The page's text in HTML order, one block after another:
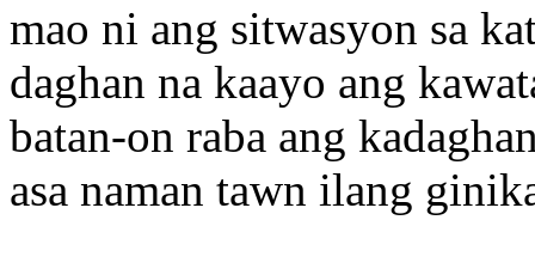
mao ni ang sitwasyon sa
daghan na kaayo ang
batan-on raba ang
asa naman tawn ilang